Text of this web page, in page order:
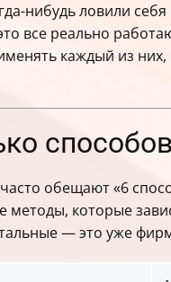
приложения —
советы для
работает ли
по
подавать
и SEO-формулировки
таблица сравнения
нибудь ловили
все реально
каждый из них,
обещают «6
которые
— это уже